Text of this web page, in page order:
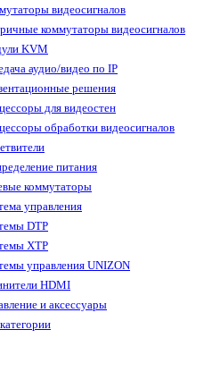
видеосигналов
коммутаторы видеосигналов
KVM
аудио/видео по IP
решения
для видеостен
обработки видеосигналов
питания
коммутаторы
управления
DTP
XTP
управления UNIZON
HDMI
и аксессуары